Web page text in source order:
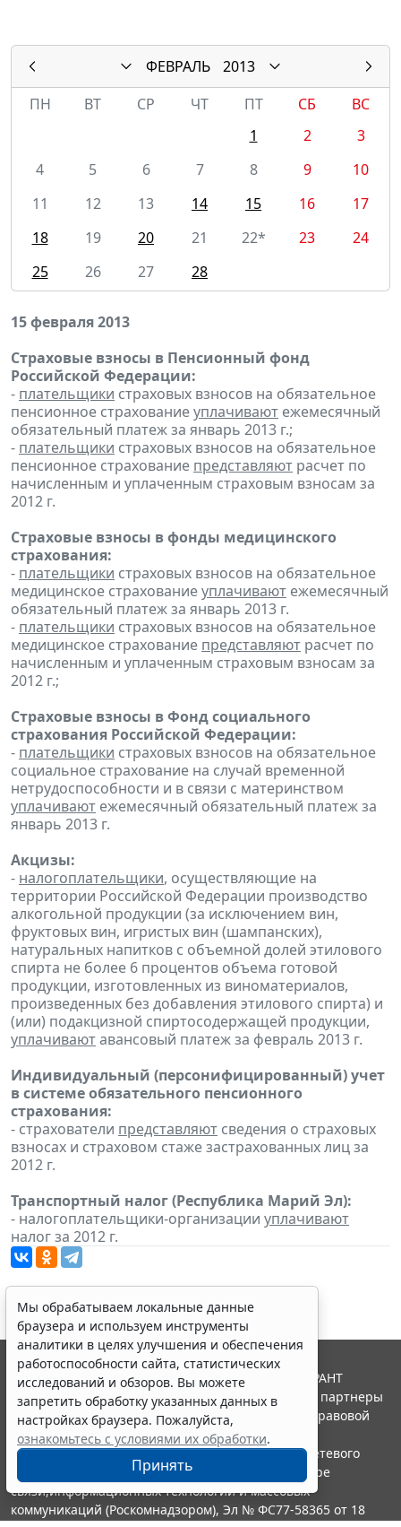
ФЕВРАЛЬ
2013
ПН
ВТ СР ЧТ ПТ СБ
ВС
1
2
3
4
5 6 7 8 9
10
11
12 13 14 15 16
17
18
19 20 21 22* 23
24
25
26 27 28
15 февраля 2013
Страховые взносы в Пенсионный фонд
Российской Федерации:
- плательщики страховых взносов на обязательное
пенсионное страхованиеуплачивают ежемесячный
обязательный платеж за январь 2013 г.;
- плательщики страховых взносов на обязательное
пенсионное страхование представляют расчет по
начисленным и уплаченным страховым взносам за
2012 г.
Страховые взносы в фонды медицинского
страхования:
- плательщики страховых взносов на обязательное
медицинское страхованиеуплачивают ежемесячный
обязательный платеж за январь 2013 г.
- плательщики страховых взносов на обязательное
медицинское страхование представляют расчет по
начисленным и уплаченным страховым взносам за
2012 г.;
Страховые взносы в Фонд социального
страхования Российской Федерации:
- плательщики страховых взносов на обязательное
социальное страхование на случай временной
нетрудоспособности и в связи с материнством
уплачивают ежемесячный обязательный платеж за
январь 2013 г.
Акцизы:
- налогоплательщики, осуществляющие на
территории Российской Федерации производство
алкогольной продукции (за исключением вин,
фруктовых вин, игристых вин (шампанских),
натуральных напитков с объемной долей этилового
спирта не более 6 процентов объема готовой
продукции, изготовленных из виноматериалов,
произведенных без добавления этилового спирта) и
(или) подакцизной спиртосодержащей продукции,
уплачиваютавансовый платеж за февраль 2013 г.
Индивидуальный (персонифицированный) учет
в системе обязательного пенсионного
страхования:
- страхователи представляют сведения о страховых
взносах и страховом стаже застрахованных лиц за
2012 г.
Транспортный налог (Республика Марий Эл):
- налогоплательщики-организации уплачивают
налог за 2012 г.
Мы обрабатываем локальные данные
браузера и используем инструменты
аналитики в целях улучшения и обеспечения
работоспособности сайта, статистических
исследований и обзоров. Вы можете
запретить обработку указанных данных в
настройках браузера. Пожалуйста,
ознакомьтесь с условиями их обработки.
Принять
© ООО "НПП "ГАРАНТ-СЕРВИС", 2026. Система ГАРАНТ
выпускается с 1990 года. Компания "Гарант" и ее партнеры
являются участниками Российской ассоциации правовой
информации ГАРАНТ.
Портал ГАРАНТ.РУ зарегистрирован в качестве сетевого
издания Федеральной службой по надзору в сфере
связи,информационных технологий и массовых
коммуникаций (Роскомнадзором), Эл № ФС77-58365 от 18